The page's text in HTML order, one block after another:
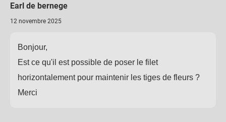
Earl de bernege
12 novembre 2025
Bonjour,
Est ce qu'il est possible de poser le filet
horizontalement pour maintenir les tiges de fleurs ?
Merci